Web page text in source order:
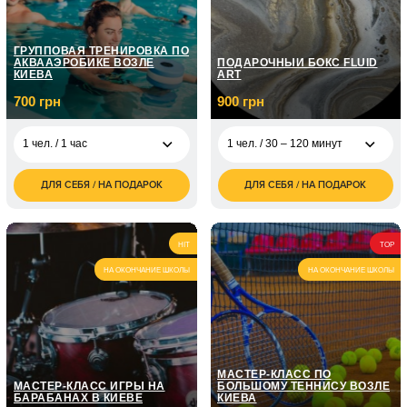
ГРУППОВАЯ ТРЕНИРОВКА ПО
АКВААЭРОБИКЕ ВОЗЛЕ
КИЕВА
700 грн
1 чел. / 1 час
грн
ДЛЯ СЕБЯ / НА ПОДАРОК
ПОДАРОЧНЫЙ БОКС FLUID
ART
900 грн
1 чел. / 30 – 120 минут
1 чел. / 30 – 120
минут
грн
2 чел. / 30 - 120
минут
1 800
грн
ДЛЯ СЕБЯ / НА ПОДАРОК
HIT
НА ОКОНЧАНИЕ ШКОЛЫ
МАСТЕР-КЛАСС ИГРЫ НА
БАРАБАНАХ В КИЕВЕ
TOP
НА ОКОНЧАНИЕ ШКОЛЫ
МАСТЕР-КЛАСС ПО
БОЛЬШОМУ ТЕННИСУ ВОЗЛЕ
КИЕВА